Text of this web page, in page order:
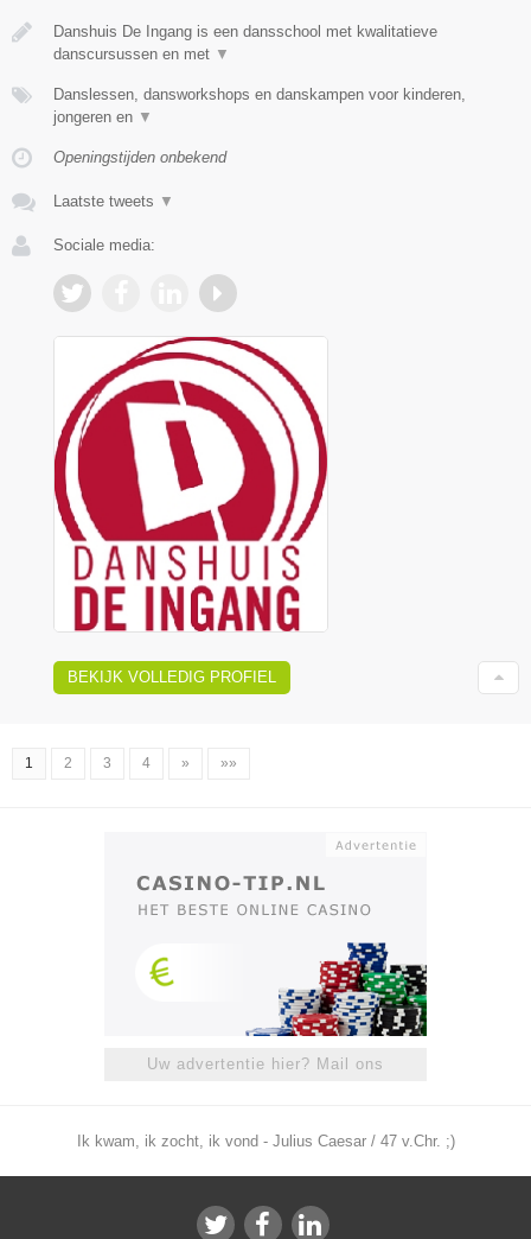
Danshuis De Ingang is een dansschool met kwalitatieve
danscursussen en met ▼
Danslessen, dansworkshops en danskampen voor kinderen,
jongeren en ▼
Openingstijden onbekend
Laatste tweets ▼
Sociale media:
BEKIJK VOLLEDIG PROFIEL
1 2 3 4 » »»
Uw advertentie hier? Mail ons
Ik kwam, ik zocht, ik vond - Julius Caesar / 47 v.Chr. ;)